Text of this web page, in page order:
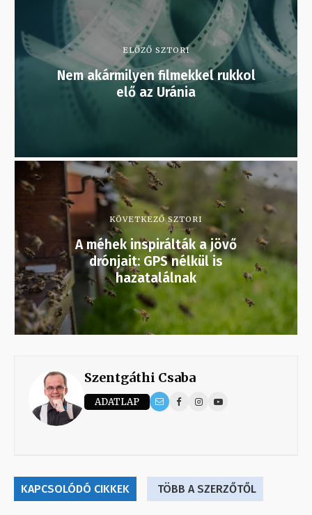
ELŐZŐ SZTORI
Nem akármilyen filmekkel rukkol
elő az Uránia
KÖVETKEZŐ SZTORI
A méhek inspirálták a jövő
drónjait: GPS nélkül is
hazatalálnak
Szentgáthi Csaba
ADATLAP
KAPCSOLÓDÓ CIKKEK TÖBB A SZERZŐTŐL